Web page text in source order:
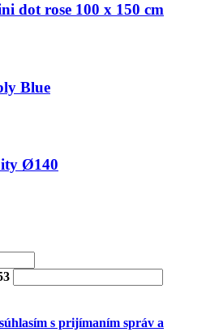
dot rose 100 x 150 cm
Blue
Ø140
s prijímaním správ a